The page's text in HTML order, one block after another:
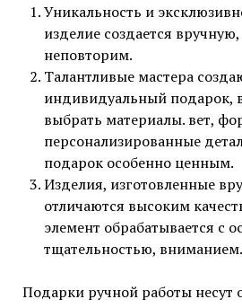
Уникальность и
изделие создается вручную,
неповторим.
Талантливые мастера
индивидуальный подарок,
выбрать материалы. вет,
персонализированные
подарок особенно ценным.
Изделия, изготовленные
отличаются высоким
элемент обрабатывается с
тщательностью, вниманием.
Подарки ручной работы несут